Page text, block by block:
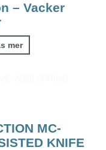
– Vacker
mer
MC-
KNIFE